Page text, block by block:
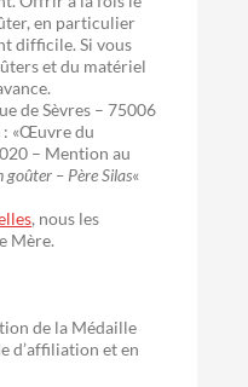
en particulier
difficile. Si vous
et du matériel
de Sèvres – 75006
: «Œuvre du
– Mention au
goûter – Père Silas«
, nous les
Mère.
de la Médaille
d’affiliation et en